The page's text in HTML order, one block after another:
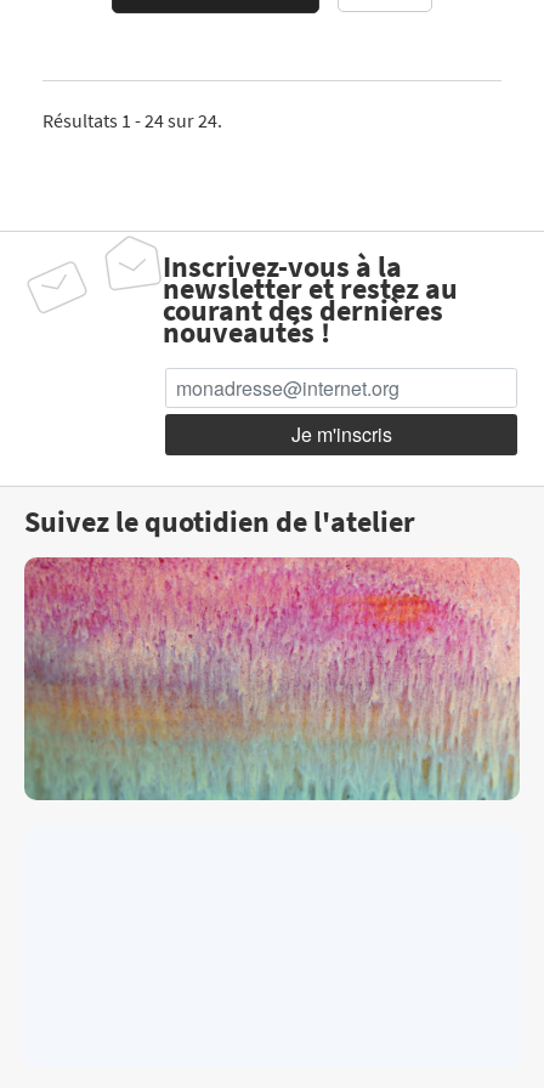
Résultats 1 - 24 sur 24.
Inscrivez-vous à la
newsletter et restez au
courant des dernières
nouveautés !
Suivez le quotidien de l'atelier